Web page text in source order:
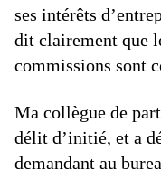
ses intérêts
dit clairement que
commissions sont
Ma collègue de
délit d’initié, et a
demandant au